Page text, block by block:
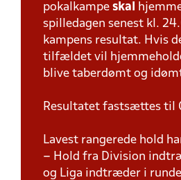
pokalkampe skal
spilledagen senest kl.
kampens resultat. Hvis
tilfældet vil
blive taberdømt og
Resultatet fastsættes til
Lavest rangerede hold
– Hold fra Division
og Liga indtræder i